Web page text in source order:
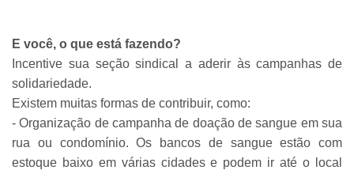
E você, o que está fazendo?
Incentive sua seção sindical a aderir às campanhas de
solidariedade.
Existem muitas formas de contribuir, como:
- Organização de campanha de doação de sangue em sua
rua ou condomínio. Os bancos de sangue estão com
estoque baixo em várias cidades e podem ir até o local